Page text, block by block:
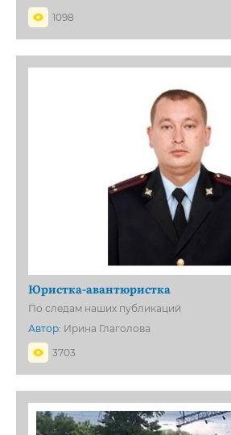
1098
Юристка-авантюристка
По следам наших публикаций
Автор: Ирина Глаголова
3703